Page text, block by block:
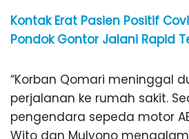
Kontak Erat Pasien Positif
Pondok Gontor Jalani Rapid
“Korban Qomari meninggal
perjalanan ke rumah sakit.
pengendara sepeda motor
Wito dan Mulyono